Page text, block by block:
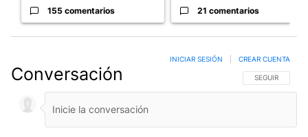
155 comentarios 21 comentarios
Conversación SIGA ESTA
SEGUIR
INICIAR SESIÓN CREAR CUENTA